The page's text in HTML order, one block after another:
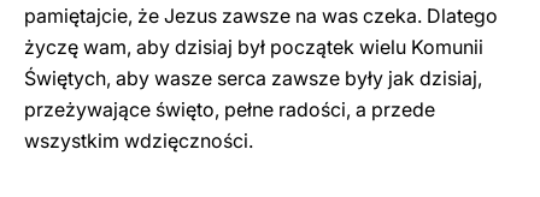
pamiętajcie, że Jezus zawsze na was czeka. Dlatego
życzę wam, aby dzisiaj był początek wielu Komunii
Świętych, aby wasze serca zawsze były jak dzisiaj,
przeżywające święto, pełne radości, a przede
wszystkim wdzięczności.